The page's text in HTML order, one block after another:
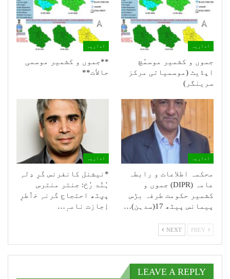
اداریہ
جموں و کشمیر موسمُچ
اپڈیٹ (موسمیاتی مرکز
سرینگر)
اداریہ
**جموں و كشمیر موسمی
حالأت**
اداریہ
محکمہ اطلاعات و رابطہ
عامہ (DIPR) جموں و
کشمیر حکومت طرفہ بڑس
پیمانس پیٹھ 17(سدہن)…
اداریہ
*نیشنل کانفرنس کَرِ دِلہِ
ہُنٛد رُخ: جنتر منترس
پؠٹھ احتجاج کَرنہِ خٲطرٕ
اِجازت نامہٕ…
NEXT
LEAVE A REPLY